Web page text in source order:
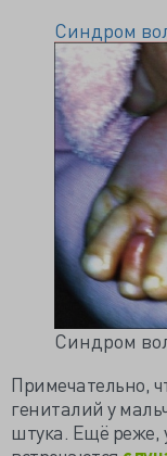
Синдром
Синдром
Примечательно,
гениталий у
штука. Ещё реже,